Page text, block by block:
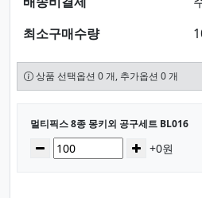
최소구매수량
상품 선택옵션 0 개, 추가옵션 0 개
선택된 옵션
멀티픽스 8종 몽키외 공구세트 BL016
수량감소 증가+0원